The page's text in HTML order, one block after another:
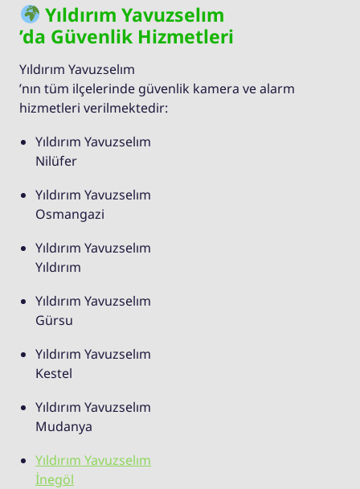
Yıldırım Yavuzselım
’da Güvenlik Hizmetleri
Yıldırım Yavuzselım
’nın tüm ilçelerinde güvenlik kamera ve alarm
hizmetleri verilmektedir:
Yıldırım Yavuzselım
Nilüfer
Yıldırım Yavuzselım
Osmangazi
Yıldırım Yavuzselım
Yıldırım
Yıldırım Yavuzselım
Gürsu
Yıldırım Yavuzselım
Kestel
Yıldırım Yavuzselım
Mudanya
Yıldırım Yavuzselım
İnegöl